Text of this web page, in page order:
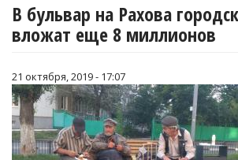
В бульвар на Рахова
вложат еще 8 миллионов
21 октября, 2019 - 17:07